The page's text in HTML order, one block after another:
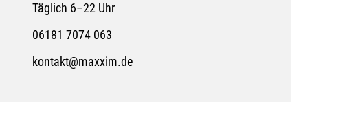
Täglich 6–22 Uhr
06181 7074 063
kontakt@maxxim.de